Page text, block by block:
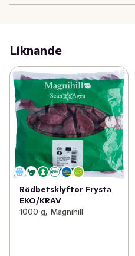
alldeles utmärkt i soppor
rotfrukter – därför finns
flera av våra
extra god tillsammans med
rosmarin, timjan, dragon,
finns på www.magnihill.se/
Liknande
Rödbetsklyftor Frysta
EKO/KRAV
1000 g, Magnihill